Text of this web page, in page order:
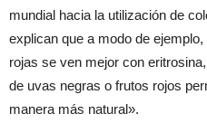
mundial hacia la utilización de
explican que a modo de
rojas se ven mejor con
de uvas negras o frutos rojos
manera más natural».